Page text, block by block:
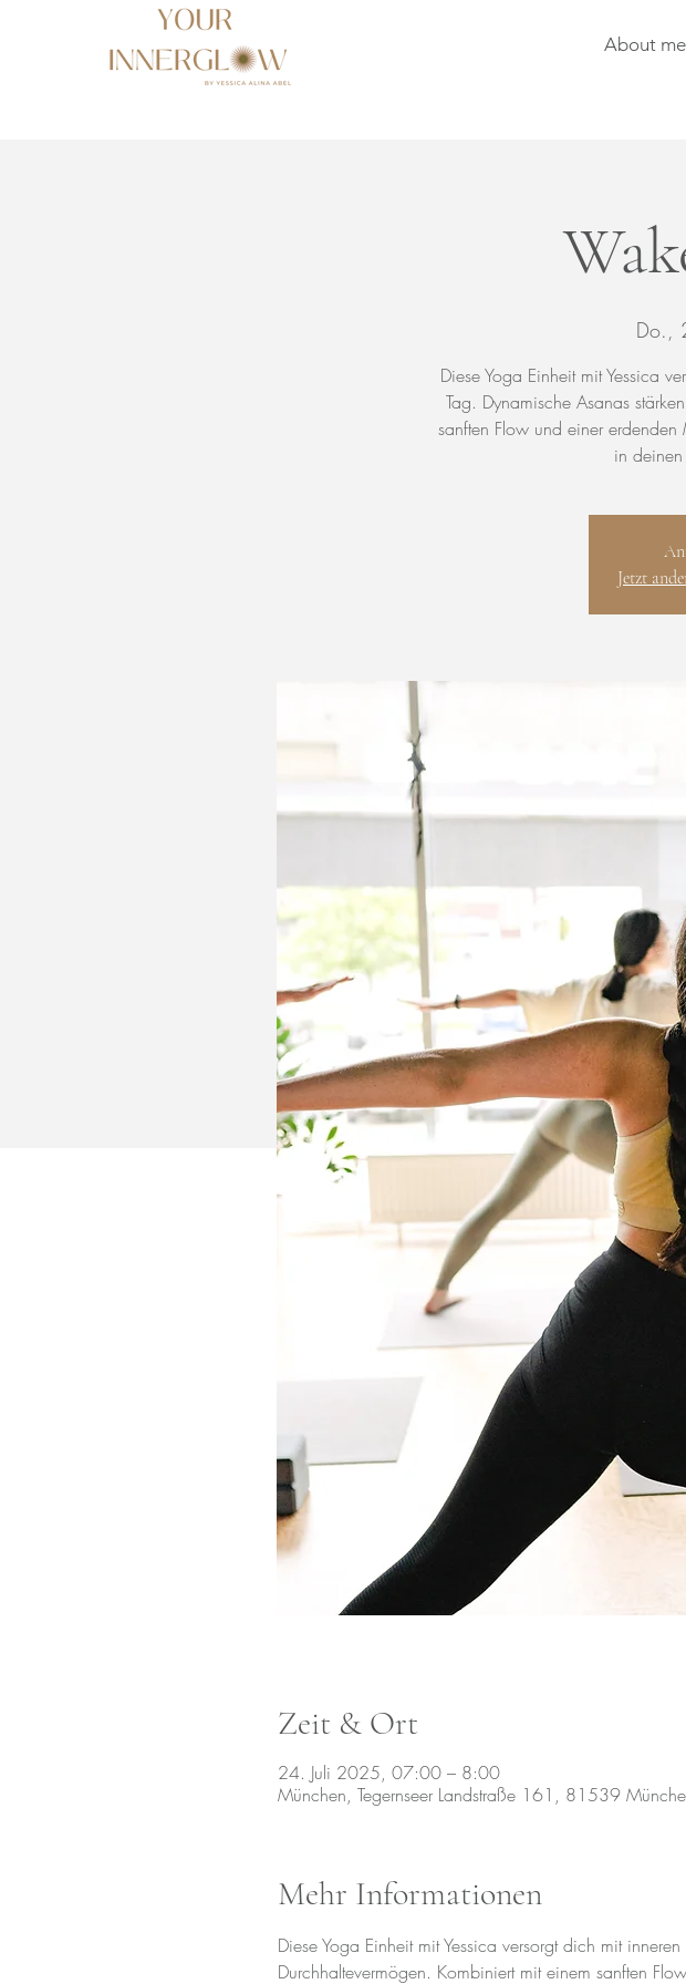
About me
Do.,
Diese Yoga Einheit mit Yessica
Tag. Dynamische Asanas
sanften Flow und einer
in
Jetzt
Zeit & Ort
24. Juli 2025, 07:00 – 8:00
München, Tegernseer Landstraße 161, 81539
Mehr Informationen
Diese Yoga Einheit mit Yessica versorgt dich mit
Durchhaltevermögen. Kombiniert mit einem sanften